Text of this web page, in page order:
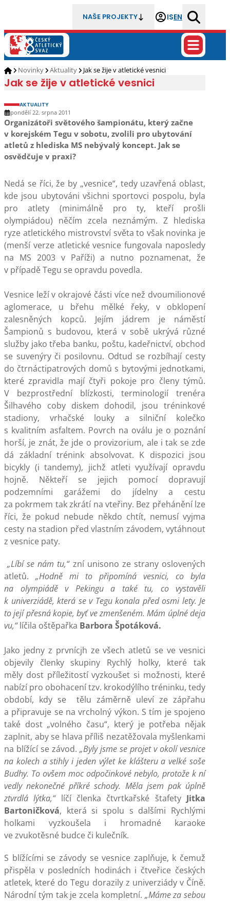
NAŠE PROJEKTY ISEN
Novinky Aktuality Jak se žije v atletické vesnici
Jak se žije v atletické vesnici
AKTUALITY
pondělí 22. srpna 2011
Organizátoři světového šampionátu, který začne
v korejském Tegu v sobotu, zvolili pro ubytování
atletů z hlediska MS nebývalý koncept. Jak se
osvědčuje v praxi?
Nedá se říci, že by „vesnice“, tedy uzavřená oblast,
kde jsou ubytováni všichni sportovci pospolu, byla
pro atlety (minimálně pro ty, kteří prošli
olympiádou) něčím zcela neznámým. Z hlediska
ryze atletického mistrovství světa to však novinka je
(menší verze atletické vesnice fungovala naposledy
na MS 2003 v Paříži) a nutno poznamenat, že
v případě Tegu se opravdu povedla.
Vesnice leží v okrajové části více než dvoumilionové
aglomerace, u břehu mělké řeky, v obklopení
zalesněných kopců. Jejím jádrem je náměstí
Šampionů s budovou, která v sobě ukrývá různé
služby jako třeba banku, poštu, kadeřnictví, obchod
se suvenýry či posilovnu. Odtud se rozbíhají cesty
do čtrnáctipatrových domů s bytovými jednotkami,
které zpravidla mají čtyři pokoje pro členy týmů.
V bezprostřední blízkosti, terminologií trenéra
Šilhavého coby diskem dohodil, jsou tréninkové
stadiony, vrhačské louky a silniční kolečko
s kvalitním asfaltem. Povrch na oválu je o poznání
horší, je znát, že jde o provizorium, ale i tak se zde
dá základní trénink absolvovat. K dispozici jsou
bicykly (i tandemy), jichž atleti využívají opravdu
hojně. Někteří se jejich pomocí dopravují
podzemními garážemi do jídelny a cestu
za pokrmem tak zkrátí na vteřiny. Bez přehánění lze
říci, že pokud nebude někdo chtít, nemusí vyjma
cesty na stadion před vlastním závodem, vytáhnout
z vesnice paty.
„Líbí se nám tu,“zní unisono ze strany oslovených
atletů. „Hodně mi to připomíná vesnici, co byla
na olympiádě v Pekingu a také tu, co vystavěli
k univerziádě, která se v Tegu konala před osmi lety. Je
to její přesná kopie, byť ve zmenšeném. Mám úplné deja
vu,“líčila oštěpařka Barbora Špotáková.
Jako jedny z prvnícjh ze všech atletů se ve vesnici
objevily členky skupiny Rychlý holky, které tak
měly dost příležitostí vyzkoušet si možnosti, které
nabízí pro obohacení tzv. krokodýlího tréninku, tedy
období, kdy se tělu záměrně uleví ze zápřahu
a připravuje se na vrcholný výkon. S tím je spojeno
také dost „volného času“, který je potřeba nějak
zaplnit, aby se hlava příliš nezatěžovala myšlenkami
na blížící se závod. „Byly jsme se projet v okolí vesnice
na kolech a stihly i jeden výlet ke klášteru a velké soše
Budhy. To ovšem moc odpočinkové nebylo, protože k ní
vedly nekonečné příkré schody. Měla jsem pak úplně
ztvrdlá lýtka,“líčí členka čtvrtkařské štafety Jitka
Bartoničková, která si spolu s dalšími Rychlými
holkami vyzkoušela i hromadné karaoke
ve zvukotěsné budce či kulečník.
S blížícími se závody se vesnice zaplňuje, k čemuž
přispěla v posledních hodinách i čtveřice českých
atletek, které do Tegu dorazily z univerziády v Číně.
Národní tým tak je zcela kompletní. „Máme za sebou